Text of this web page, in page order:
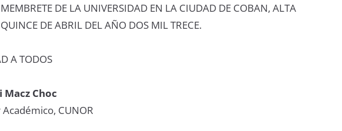
DE LA UNIVERSIDAD EN LA CIUDAD DE COBAN, ALTA
DE ABRIL DEL AÑO DOS MIL TRECE.
A TODOS
Macz Choc
CUNOR